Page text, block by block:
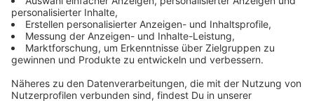
später hatte der Gegner TuS Zülpich einen Treffer
erzielt. Danach war der Schiedsrichter attackiert
worden.